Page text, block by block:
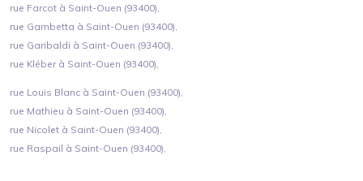
rue Farcot à Saint-Ouen (93400),
rue Gambetta à Saint-Ouen (93400),
rue Garibaldi à Saint-Ouen (93400),
rue Kléber à Saint-Ouen (93400),
rue Louis Blanc à Saint-Ouen (93400),
rue Mathieu à Saint-Ouen (93400),
rue Nicolet à Saint-Ouen (93400),
rue Raspail à Saint-Ouen (93400),